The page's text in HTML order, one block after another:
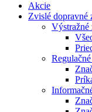
Akcie
Zvislé dopravné
Výstražné